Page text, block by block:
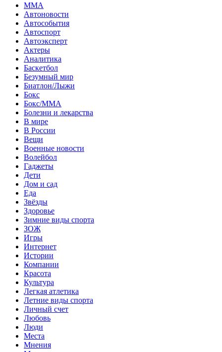
MMA
Автоновости
Автособытия
Автоспорт
Автоэксперт
Актеры
Аналитика
Баскетбол
Безумный мир
Биатлон/Лыжи
Бокс
Бокс/MMA
Болезни и лекарства
В мире
В России
Вещи
Военные новости
Волейбол
Гаджеты
Дети
Дом и сад
Еда
Звёзды
Здоровье
Зимние виды спорта
ЗОЖ
Игры
Интернет
Истории
Компании
Красота
Культура
Легкая атлетика
Летние виды спорта
Личный счет
Любовь
Люди
Места
Мнения